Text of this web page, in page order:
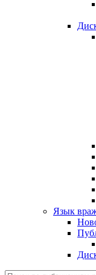
Язык